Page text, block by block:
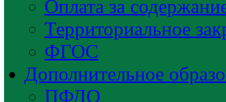
Оплата за
Территориальное
ФГОС
Дополнительное
ПФДО